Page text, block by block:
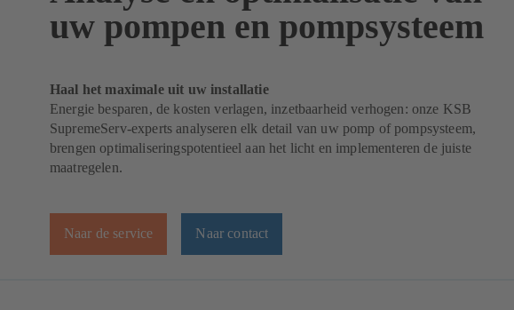
uw pompen en pompsysteem
Haal het maximale uit uw installatie
Energie besparen, de kosten verlagen, inzetbaarheid verhogen: onze KSB
SupremeServ-experts analyseren elk detail van uw pomp of pompsysteem,
brengen optimaliseringspotentieel aan het licht en implementeren de juiste
maatregelen.
Naar de service Naar contact